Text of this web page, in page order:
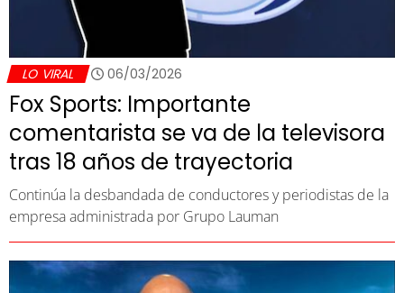
LO VIRAL 06/03/2026
Fox Sports: Importante
comentarista se va de la televisora
tras 18 años de trayectoria
Continúa la desbandada de conductores y periodistas de la
empresa administrada por Grupo Lauman